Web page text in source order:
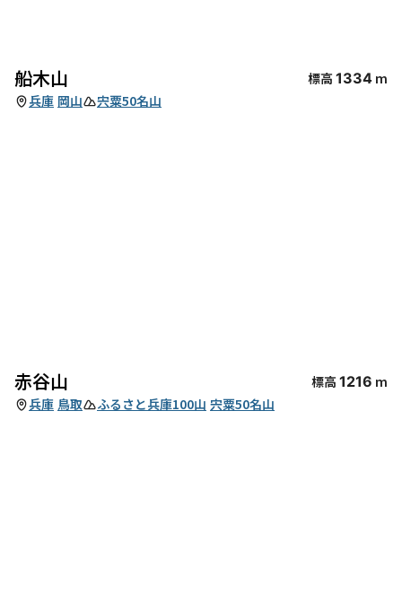
船木山 標高 1334 m
兵庫 岡山 宍粟50名山
赤谷山 標高 1216 m
兵庫 鳥取 ふるさと兵庫100山 宍粟50名山